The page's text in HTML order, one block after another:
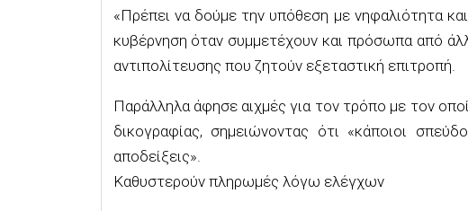
«Πρέπει να δούμε την υπόθεση με νηφαλιότητα
κυβέρνηση όταν συμμετέχουν και πρόσωπα από
αντιπολίτευσης που ζητούν εξεταστική επιτροπή.
Παράλληλα άφησε αιχμές για τον τρόπο με τον
δικογραφίας, σημειώνοντας ότι «κάποιοι
αποδείξεις».
Καθυστερούν πληρωμές λόγω ελέγχων